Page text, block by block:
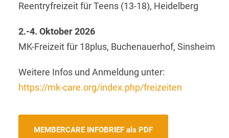
Reentryfreizeit für Teens (13-18), Heidelberg
2.-4. Oktober 2026
MK-Freizeit für 18plus, Buchenauerhof, Sinsheim
Weitere Infos und Anmeldung unter:
https://mk-care.org/index.php/freizeiten
MEMBERCARE INFOBRIEF als PDF